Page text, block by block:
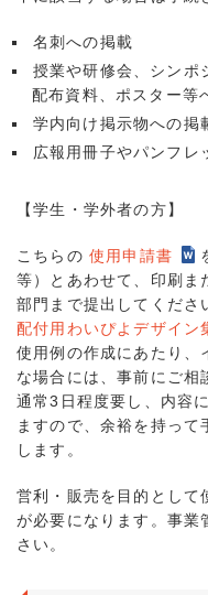
名刺への掲載
授業や研修会、シンポ
配布資料、ポスター等
学内向け掲示物への掲
広報用冊子やパンフレ
【学生・学外者の方】
こちらの 使用申請書
等）とあわせて、印刷ま
部門まで提出してくださ
配付用わいぴよデザイン
使用例の作成にあたり、
な場合には、事前にご相
通常3日程度要し、内容
ますので、余裕を持って
します。
営利・販売を目的として
が必要になります。事業
さい。